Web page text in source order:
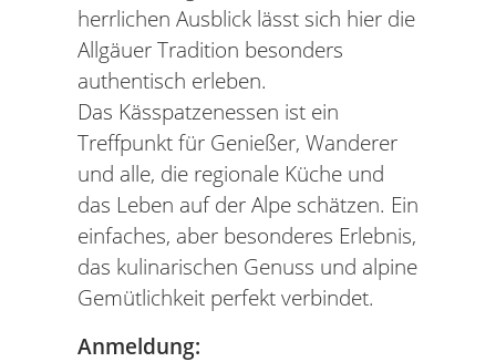
herrlichen Ausblick lässt sich hier die
Allgäuer Tradition besonders
authentisch erleben.
Das Kässpatzenessen ist ein
Treffpunkt für Genießer, Wanderer
und alle, die regionale Küche und
das Leben auf der Alpe schätzen. Ein
einfaches, aber besonderes Erlebnis,
das kulinarischen Genuss und alpine
Gemütlichkeit perfekt verbindet.
Anmeldung: